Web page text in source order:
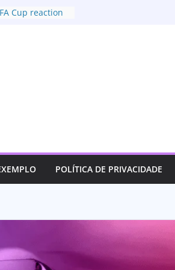
Cup reaction
for her son
an
POLÍTICA DE PRIVACIDADE